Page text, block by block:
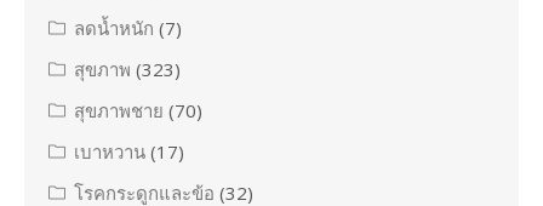
ลดน้ำหนัก (7)
สุขภาพ (323)
สุขภาพชาย (70)
เบาหวาน (17)
โรคกระดูกและข้อ (32)